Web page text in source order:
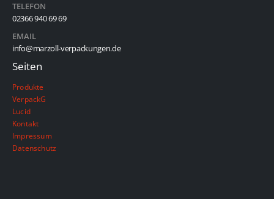
TELEFON
02366 940 69 69
EMAIL
info@marzoll-verpackungen.de
Seiten
Produkte
VerpackG
Lucid
Kontakt
Impressum
Datenschutz